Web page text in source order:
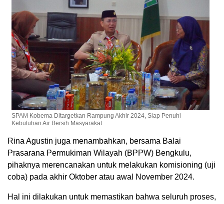
SPAM Kobema Ditargetkan Rampung Akhir 2024, Siap Penuhi
Kebutuhan Air Bersih Masyarakat
Rina Agustin juga menambahkan, bersama Balai
Prasarana Permukiman Wilayah (BPPW) Bengkulu,
pihaknya merencanakan untuk melakukan komisioning (uji
coba) pada akhir Oktober atau awal November 2024.
Hal ini dilakukan untuk memastikan bahwa seluruh proses,